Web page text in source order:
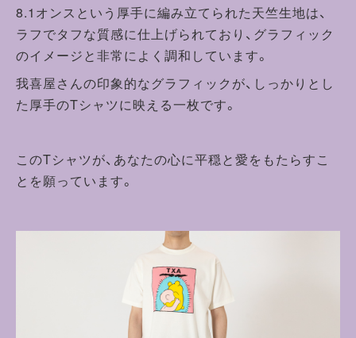
8.1オンスという厚手に編み立てられた天竺生地は、
ラフでタフな質感に仕上げられており、グラフィック
のイメージと非常によく調和しています。
我喜屋さんの印象的なグラフィックが、しっかりとし
た厚手のTシャツに映える一枚です。
このTシャツが、あなたの心に平穏と愛をもたらすこ
とを願っています。